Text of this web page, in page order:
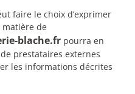
faire le choix d’exprimer
de
blache.fr pourra en
prestataires externes
les informations décrites